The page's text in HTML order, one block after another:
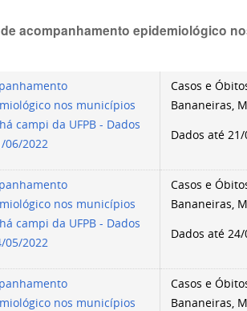
acompanhamento epidemiológico
nos municípios
campi da UFPB - Dados
06/2022
Casos e
Bananeiras,
Dados até
nos municípios
campi da UFPB - Dados
05/2022
Casos e
Bananeiras,
Dados até
nos municípios
Casos e
Bananeiras,